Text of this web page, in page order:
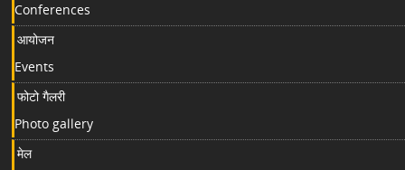
Conferences
आयोजन
Events
फोटो गैलरी
Photo gallery
मेल